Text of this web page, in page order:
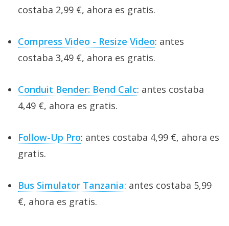
costaba 2,99 €, ahora es gratis.
Compress Video - Resize Video: antes
costaba 3,49 €, ahora es gratis.
Conduit Bender: Bend Calc: antes costaba
4,49 €, ahora es gratis.
Follow-Up Pro: antes costaba 4,99 €, ahora es
gratis.
Bus Simulator Tanzania: antes costaba 5,99
€, ahora es gratis.